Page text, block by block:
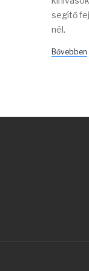
segítő
nél.
Bővebben